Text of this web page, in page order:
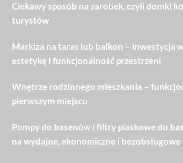
Ciekawy sposób na zarobek, czyli domki
turystów
Markiza na taras lub balkon – inwestycja
estetykę i funkcjonalność przestrzeni
Wnętrze rodzinnego mieszkania –
pierwszym miejscu
Pompy do basenów i filtry piaskowe do
na wydajne, ekonomiczne i